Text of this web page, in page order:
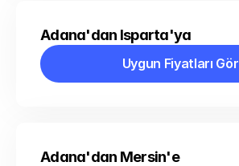
Adana'dan Isparta'ya
Uygun Fiyatları Gör
Uygun Fiyatları Gör
Adana'dan Mersin'e